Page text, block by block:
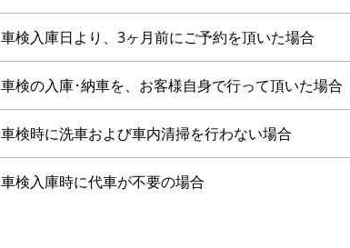
車検入庫日より、3ヶ月前にご予約を頂いた場合
車検の入庫･納車を、お客様自身で行って頂いた場合
車検時に洗車および車内清掃を行わない場合
車検入庫時に代車が不要の場合